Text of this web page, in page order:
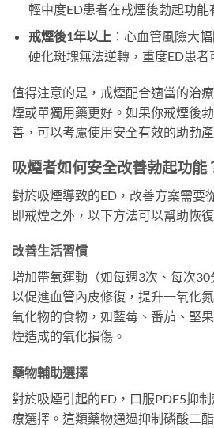
輕中度ED患者在戒煙後勃起功能
戒煙後1年以上 ：心血管風險大
硬化斑塊無法逆轉，重度ED患
值得注意的是，戒煙配合適當的治
煙或單獨用藥更好。如果你戒煙後
善，可以考慮使用安全有效的助勃
吸煙者如何安全改善勃起功能
對於吸煙導致的ED，改善方案需要
即戒煙之外，以下方法可以幫助恢復
改善生活習慣
增加帶氧運動（如每週3次、每次
以促進血管內皮修復，提升一氧化
氧化物的食物，如藍莓、番茄、堅
煙造成的氧化損傷。
藥物輔助選擇
對於吸煙引起的ED，口服PDE5抑
療選擇。這類藥物通過抑制磷酸二